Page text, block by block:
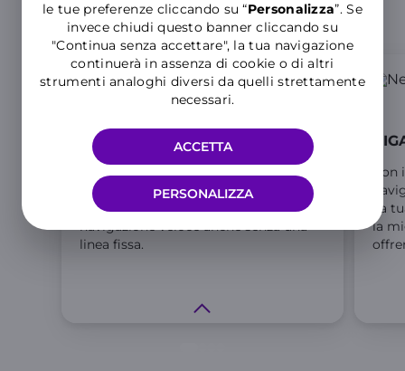
le tue preferenze cliccando su “Personalizza”. Se
invece chiudi questo banner cliccando su
"Continua senza accettare", la tua navigazione
continuerà in assenza di cookie o di altri
strumenti analoghi diversi da quelli strettamente
necessari.
PERSONALIZZA
ACCETTA
Perché scegliere WINDTRE
Naviga in mobilità
Inserisci la SIM in un router mobile,
una chiavetta internet o direttamente
nel tuo tablet per goderti una
navigazione veloce anche senza una
linea fissa.
La
la